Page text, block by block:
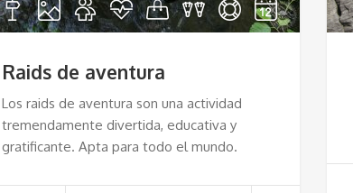
Raids de aventura
Los raids de aventura son una actividad
tremendamente divertida, educativa y
gratificante. Apta para todo el mundo.